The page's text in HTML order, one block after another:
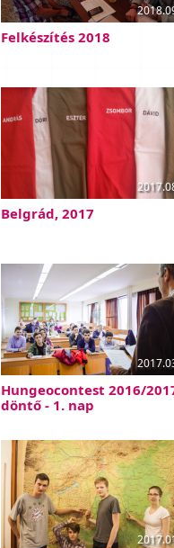
Felkészítés 2018
Belgrád, 2017
Hungeocontest 2016/
döntő - 1. nap